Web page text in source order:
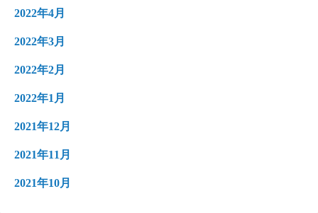
2022年4月
2022年3月
2022年2月
2022年1月
2021年12月
2021年11月
2021年10月